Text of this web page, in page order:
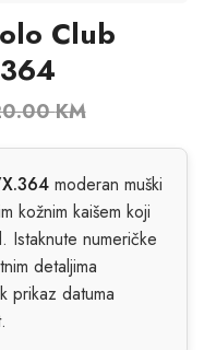
Club
KM
moderan muški
kožnim kaišem koji
Istaknute numeričke
detaljima
prikaz datuma